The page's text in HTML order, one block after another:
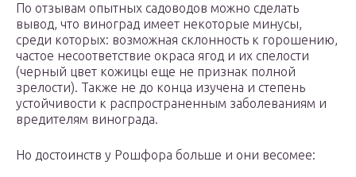
По отзывам опытных садоводов можно сделать
вывод, что виноград имеет некоторые минусы,
среди которых: возможная склонность к горошению,
частое несоответствие окраса ягод и их спелости
(черный цвет кожицы еще не признак полной
зрелости). Также не до конца изучена и степень
устойчивости к распространенным заболеваниям и
вредителям винограда.
Но достоинств у Рошфора больше и они весомее: